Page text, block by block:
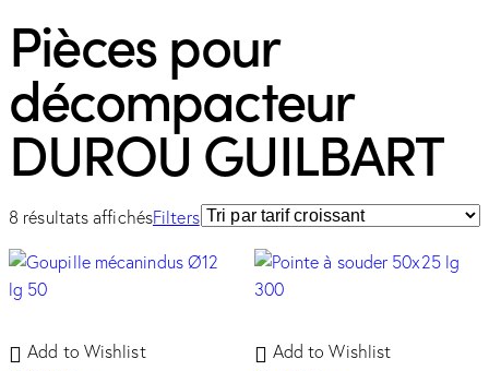
Pièces pour
décompacteur
DUROU GUILBART
8 résultats affichésFilters
Add to Wishlist Add to Wishlist